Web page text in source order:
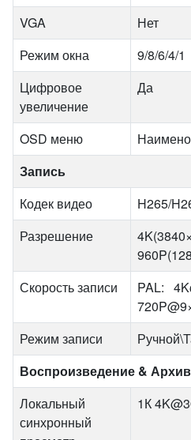
VGA
Нет
Режим окна
9/8/6/4/1
Цифровое
увеличение
Да
OSD меню
Запись
Кодек видео
H265/
Разрешение
Скорость записи
PAL:
Режим записи
Воспроизведение &
Локальный
синхронный
1К